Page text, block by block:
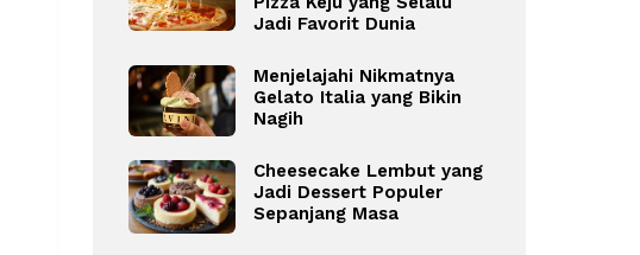
Jadi Favorit Dunia
Menjelajahi Nikmatnya
Gelato Italia yang Bikin
Nagih
Cheesecake Lembut yang
Jadi Dessert Populer
Sepanjang Masa